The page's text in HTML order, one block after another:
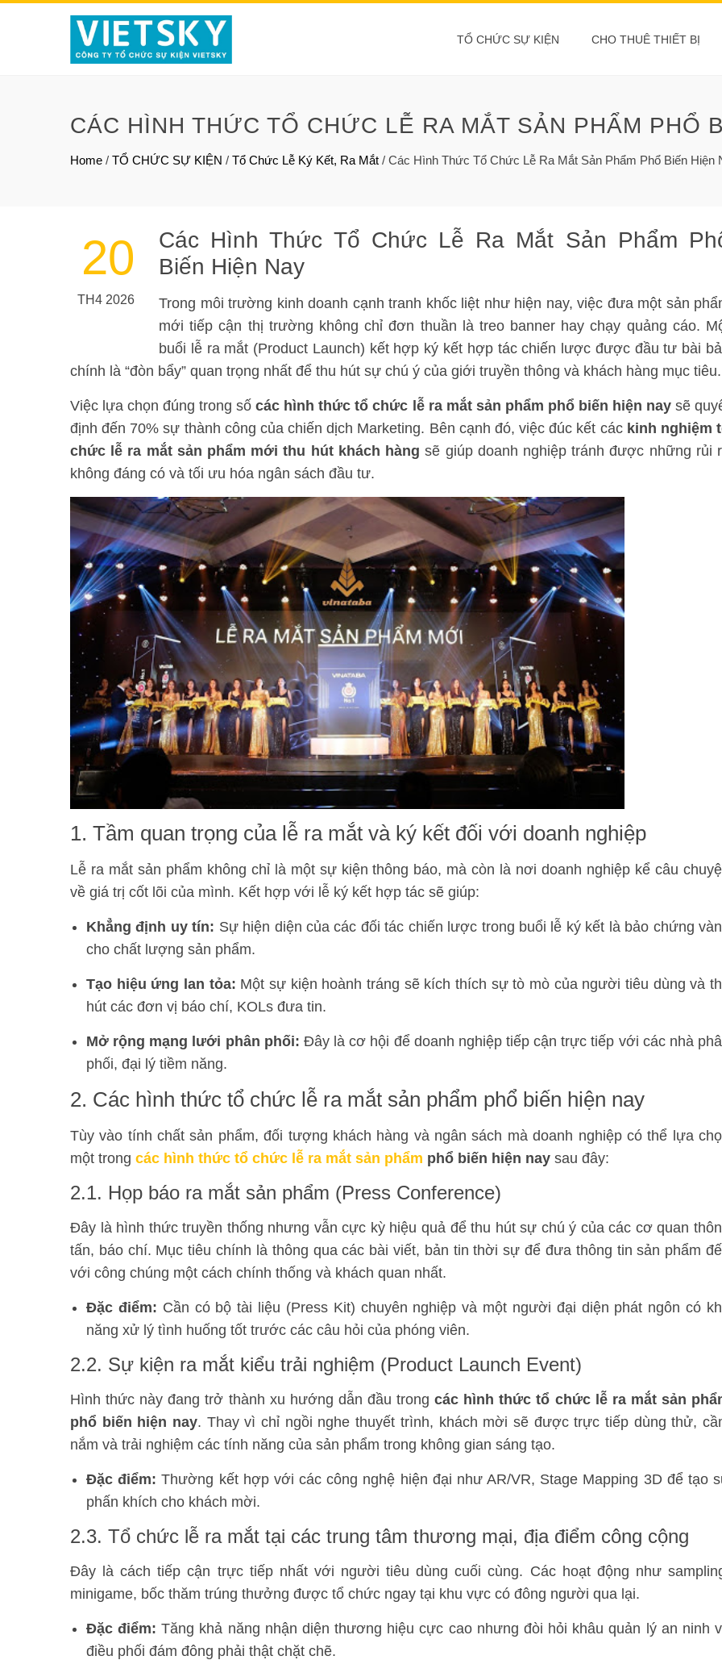
TỔ CHỨC SỰ KIỆN CHO THUÊ THIẾT BỊ
CÁC HÌNH THỨC TỔ CHỨC LỄ RA MẮT SẢN PHẨM PHỔ
Home / TỔ CHỨC SỰ KIỆN / Tổ Chức Lễ Ký Kết, Ra Mắt / Các Hình Thức Tổ Chức Lễ Ra Mắt Sản Phẩm Phổ Biến Hiện
20
TH4 2026
Các Hình Thức Tổ Chức Lễ Ra Mắt Sản Phẩm
Biến Hiện Nay
Trong môi trường kinh doanh cạnh tranh khốc liệt như hiện nay, việc đưa một sản
mới tiếp cận thị trường không chỉ đơn thuần là treo banner hay chạy quảng cáo.
buổi lễ ra mắt (Product Launch) kết hợp ký kết hợp tác chiến lược được đầu tư bài
chính là “đòn bẩy” quan trọng nhất để thu hút sự chú ý của giới truyền thông và khách hàng mục tiêu.
Việc lựa chọn đúng trong sốcác hình thức tổ chức lễ ra mắt sản phẩm phổ biến hiện naysẽ
định đến 70% sự thành công của chiến dịch Marketing. Bên cạnh đó, việc đúc kết các kinh nghiệm
chức lễ ra mắt sản phẩm mới thu hút khách hàng sẽ giúp doanh nghiệp tránh được những rủi
không đáng có và tối ưu hóa ngân sách đầu tư.
1. Tầm quan trọng của lễ ra mắt và ký kết đối với doanh nghiệp
Lễ ra mắt sản phẩm không chỉ là một sự kiện thông báo, mà còn là nơi doanh nghiệp kể câu
về giá trị cốt lõi của mình. Kết hợp với lễ ký kết hợp tác sẽ giúp:
Khẳng định uy tín: Sự hiện diện của các đối tác chiến lược trong buổi lễ ký kết là bảo chứng
cho chất lượng sản phẩm.
Tạo hiệu ứng lan tỏa: Một sự kiện hoành tráng sẽ kích thích sự tò mò của người tiêu dùng và
hút các đơn vị báo chí, KOLs đưa tin.
Mở rộng mạng lưới phân phối: Đây là cơ hội để doanh nghiệp tiếp cận trực tiếp với các nhà
phối, đại lý tiềm năng.
2. Các hình thức tổ chức lễ ra mắt sản phẩm phổ biến hiện nay
Tùy vào tính chất sản phẩm, đối tượng khách hàng và ngân sách mà doanh nghiệp có thể lựa
một trong các hình thức tổ chức lễ ra mắt sản phẩm phổ biến hiện nay sau đây:
2.1. Họp báo ra mắt sản phẩm (Press Conference)
Đây là hình thức truyền thống nhưng vẫn cực kỳ hiệu quả để thu hút sự chú ý của các cơ quan
tấn, báo chí. Mục tiêu chính là thông qua các bài viết, bản tin thời sự để đưa thông tin sản phẩm
với công chúng một cách chính thống và khách quan nhất.
Đặc điểm: Cần có bộ tài liệu (Press Kit) chuyên nghiệp và một người đại diện phát ngôn có
năng xử lý tình huống tốt trước các câu hỏi của phóng viên.
2.2. Sự kiện ra mắt kiểu trải nghiệm (Product Launch Event)
Hình thức này đang trở thành xu hướng dẫn đầu trongcác hình thức tổ chức lễ ra mắt sản
phổ biến hiện nay. Thay vì chỉ ngồi nghe thuyết trình, khách mời sẽ được trực tiếp dùng thử,
nắm và trải nghiệm các tính năng của sản phẩm trong không gian sáng tạo.
Đặc điểm: Thường kết hợp với các công nghệ hiện đại như AR/VR, Stage Mapping 3D để tạo
phấn khích cho khách mời.
2.3. Tổ chức lễ ra mắt tại các trung tâm thương mại, địa điểm công cộng
Đây là cách tiếp cận trực tiếp nhất với người tiêu dùng cuối cùng. Các hoạt động như
minigame, bốc thăm trúng thưởng được tổ chức ngay tại khu vực có đông người qua lại.
Đặc điểm: Tăng khả năng nhận diện thương hiệu cực cao nhưng đòi hỏi khâu quản lý an ninh
điều phối đám đông phải thật chặt chẽ.